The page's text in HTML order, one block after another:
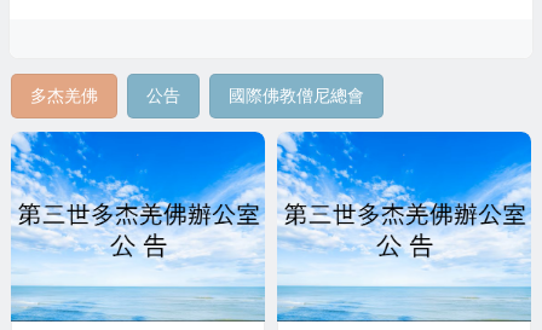
多杰羌佛 公告 國際佛教僧尼總會